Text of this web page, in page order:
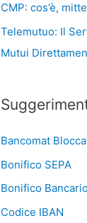
CMP: cos’è,
Telemutuo: Il
Mutui
Bancomat
Bonifico SEPA
Bonifico
Codice IBAN